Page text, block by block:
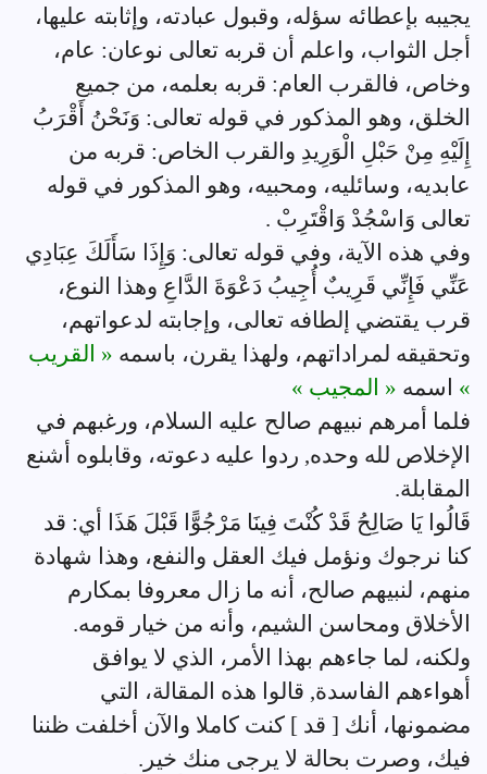
يجيبه بإعطائه سؤله، وقبول عبادته، وإثابته عليها،
أجل الثواب، واعلم أن قربه تعالى نوعان: عام،
وخاص، فالقرب العام: قربه بعلمه، من جميع
الخلق، وهو المذكور في قوله تعالى: وَنَحْنُ أَقْرَبُ
إِلَيْهِ مِنْ حَبْلِ الْوَرِيدِ والقرب الخاص: قربه من
عابديه، وسائليه، ومحبيه، وهو المذكور في قوله
تعالى وَاسْجُدْ وَاقْتَرِبْ .
وفي هذه الآية، وفي قوله تعالى: وَإِذَا سَأَلَكَ عِبَادِي
عَنِّي فَإِنِّي قَرِيبٌ أُجِيبُ دَعْوَةَ الدَّاعِ وهذا النوع،
قرب يقتضي إلطافه تعالى، وإجابته لدعواتهم،
وتحقيقه لمراداتهم، ولهذا يقرن، باسمه « القريب
» اسمه « المجيب »
فلما أمرهم نبيهم صالح عليه السلام، ورغبهم في
الإخلاص لله وحده, ردوا عليه دعوته، وقابلوه أشنع
المقابلة.
قَالُوا يَا صَالِحُ قَدْ كُنْتَ فِينَا مَرْجُوًّا قَبْلَ هَذَا أي: قد
كنا نرجوك ونؤمل فيك العقل والنفع، وهذا شهادة
منهم، لنبيهم صالح، أنه ما زال معروفا بمكارم
الأخلاق ومحاسن الشيم، وأنه من خيار قومه.
ولكنه، لما جاءهم بهذا الأمر، الذي لا يوافق
أهواءهم الفاسدة, قالوا هذه المقالة، التي
مضمونها، أنك [ قد ] كنت كاملا والآن أخلفت ظننا
فيك، وصرت بحالة لا يرجى منك خير.